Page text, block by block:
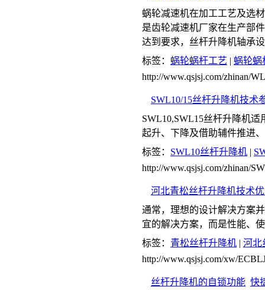
蜗轮减速机在加工工艺及选
是齿轮减速机厂家在生产部
达到要求，丝杆升降机轴承
标签： 蜗轮蜗杆工艺 | 蜗轮蜗
http://www.qsjsj.com/zhinan/
SWL10/15丝杆升降机技术
SWL10,SWL15丝杆升降机
起升、下降及借助辅件推进
标签： SWL10丝杆升降机 |
http://www.qsjsj.com/zhinan/
河北青松丝杆升降机技术
通常，理想的设计解决方案
宜的解决方案，而是性能、
标签： 青松丝杆升降机 | 河北
http://www.qsjsj.com/xw/
丝杆升降机的自锁功能 快